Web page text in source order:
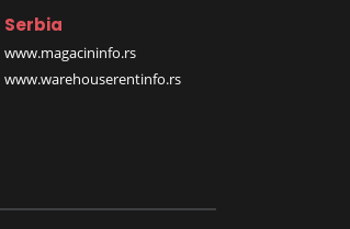
Serbia
www.magacininfo.rs
www.warehouserentinfo.rs